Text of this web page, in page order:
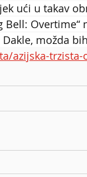
ući u takav
Overtime“
možda
azijska-